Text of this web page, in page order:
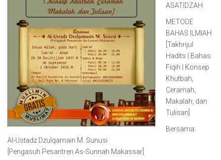
ASATIDZAH
METODE
BAHAS ILMIAH
[Takhrijul
Hadits | Bahas
Fiqih | Konsep
Khutbah,
Ceramah,
Makalah, dan
Tulisan]
Bersama:
Al-Ustadz Dzulqarnain M. Sunusi
[Pengasuh Pesantren As-Sunnah Makassar]